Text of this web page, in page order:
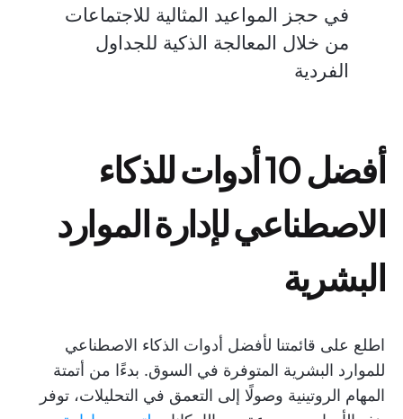
في حجز المواعيد المثالية للاجتماعات
من خلال المعالجة الذكية للجداول
الفردية
أفضل 10 أدوات للذكاء
الاصطناعي لإدارة الموارد
البشرية
اطلع على قائمتنا لأفضل أدوات الذكاء الاصطناعي
للموارد البشرية المتوفرة في السوق. بدءًا من أتمتة
المهام الروتينية وصولًا إلى التعمق في التحليلات، توفر